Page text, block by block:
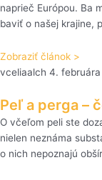
naprieč Európou. Ba
baviť o našej krajine,
Zobraziť článok >
vceliaalch 4.
Peľ a perga –
O včeľom peli ste
nielen neznáma
o nich nepoznajú